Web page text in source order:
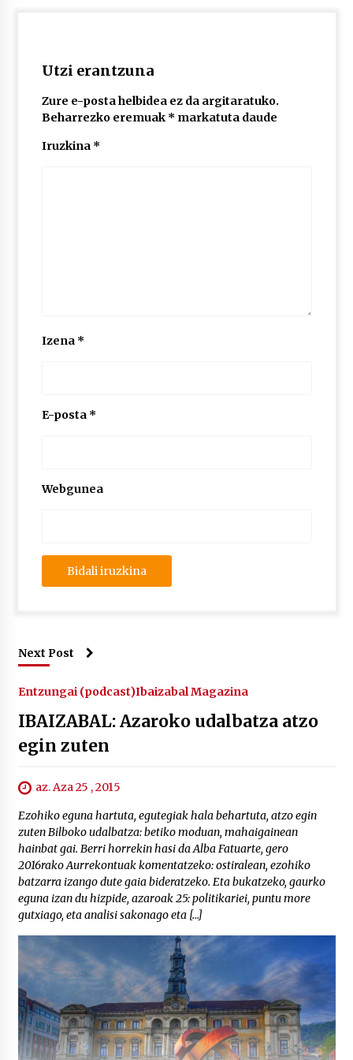
2026/07/02
Utzi erantzuna
Zure e-posta helbidea ez da argitaratuko.
Beharrezko eremuak * markatuta daude
Iruzkina *
Izena *
E-posta *
Webgunea
Next Post
Entzungai (podcast)Ibaizabal Magazina
IBAIZABAL: Azaroko udalbatza atzo
egin zuten
az. Aza 25 , 2015
Ezohiko eguna hartuta, egutegiak hala behartuta, atzo egin
zuten Bilboko udalbatza: betiko moduan, mahaigainean
hainbat gai. Berri horrekin hasi da Alba Fatuarte, gero
2016rako Aurrekontuak komentatzeko: ostiralean, ezohiko
batzarra izango dute gaia bideratzeko. Eta bukatzeko, gaurko
eguna izan du hizpide, azaroak 25: politikariei, puntu more
gutxiago, eta analisi sakonago eta […]